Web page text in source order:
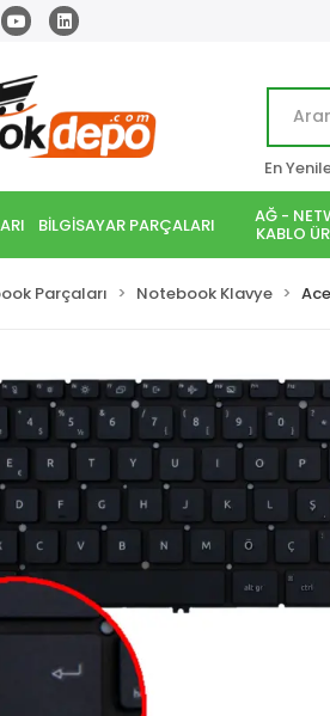
En
BİLGİSAYAR PARÇALARI AĞ -
KABLO
Parçaları Notebook Klavye